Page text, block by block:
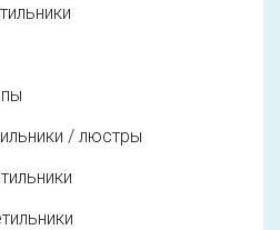
/ люстры